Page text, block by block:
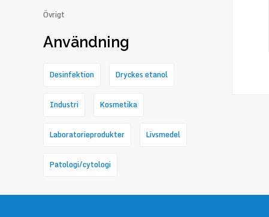
Övrigt
Användning
Desinfektion Dryckes etanol
Industri Kosmetika
Laboratorieprodukter Livsmedel
Patologi/cytologi